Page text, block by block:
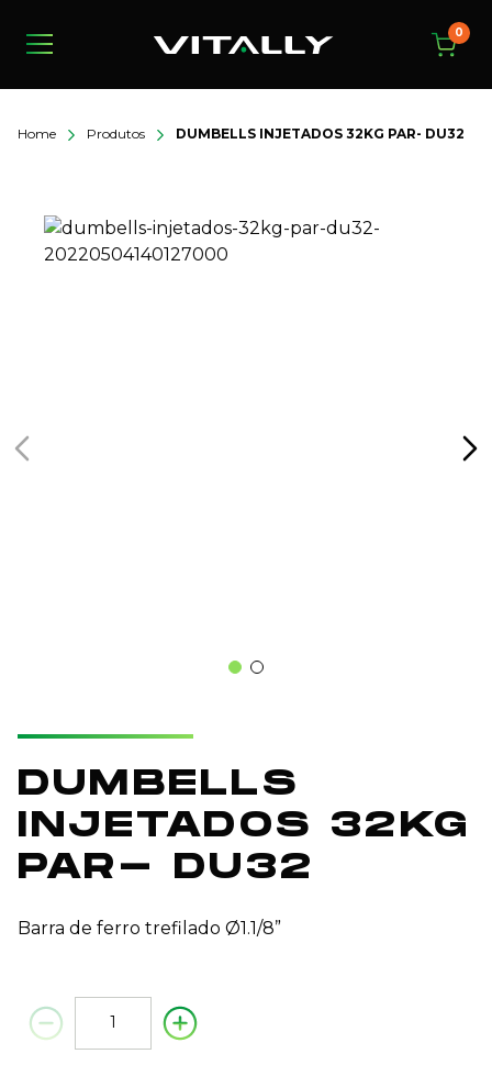
0
Home Produtos DUMBELLS INJETADOS 32KG PAR- DU32
DUMBELLS
INJETADOS 32KG
PAR- DU32
Barra de ferro trefilado Ø1.1/8”